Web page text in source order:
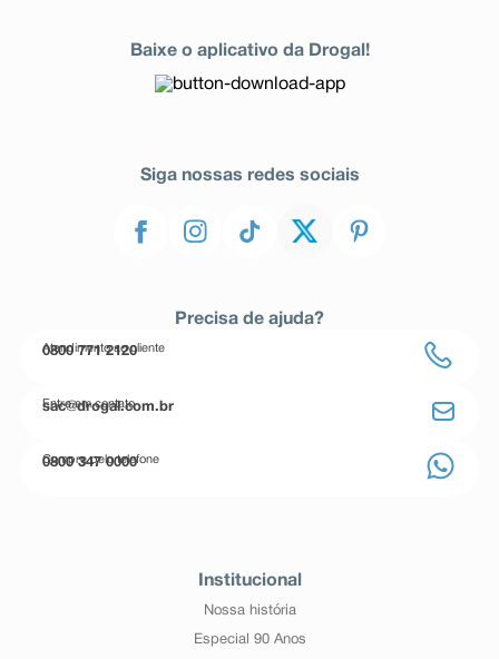
Baixe o aplicativo da Drogal!
Siga nossas redes sociais
Precisa de ajuda?
Atendimento ao cliente
0800 771 2120
Entre em contato
sac@drogal.com.br
Compre pelo telefone
0800 347 0000
Institucional
Nossa história
Especial 90 Anos